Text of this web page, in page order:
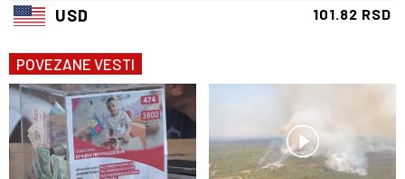
USD 101.82 RSD
POVEZANE VESTI